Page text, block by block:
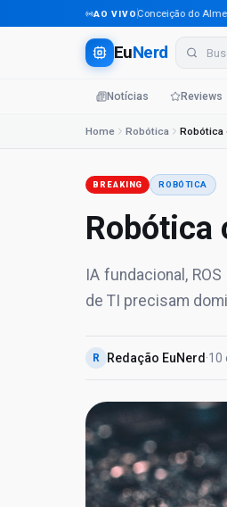
AO VIVO
Tecnologia em Conceição do Almeida
EuNerd
Notícias Reviews
Home Robótica Robótica
BREAKING ROBÓTICA
Robótica
IA fundacional,
de TI precisam
R Redação EuNerd ·10